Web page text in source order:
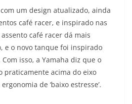
com um design atualizado, ainda
café racer, e inspirado nas
café racer dá mais
e o novo tanque foi inspirado
isso, a Yamaha diz que o
praticamente acima do eixo
de ‘baixo estresse’.